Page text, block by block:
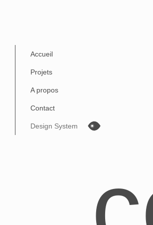
Accueil
Projets
A propos
Contact
Design System